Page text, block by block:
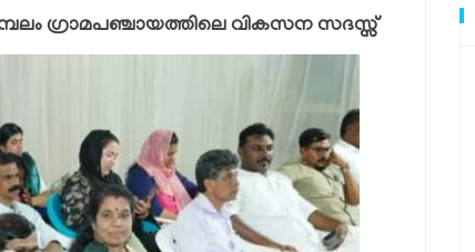
ഗ്രാമപഞ്ചായത്തിലെ വികസന സദസ്സ്